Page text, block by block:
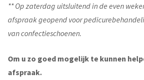
** Op zaterdag uitsluitend in de even
afspraak geopend voor
van confectieschoenen.
Om u zo goed mogelijk te kunnen
afspraak.